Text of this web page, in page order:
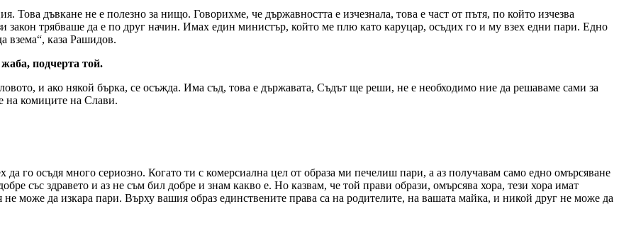
Това дъвкане не е полезно за нищо. Говорихме, че държавността е изчезнала, това е част от пътя, по който изчезва
закон трябваше да е по друг начин. Имах един министър, който ме плю като каруцар, осъдих го и му взех едни пари. Едно
взема“, каза Рашидов.
подчерта той.
и ако някой бърка, се осъжда. Има съд, това е държавата, Съдът ще реши, не е необходимо ние да решаваме сами за
на комиците на Слави.
го осъдя много сериозно. Когато ти с комерсиална цел от образа ми печелиш пари, а аз получавам само едно омърсяване
със здравето и аз не съм бил добре и знам какво е. Но казвам, че той прави образи, омърсява хора, тези хора имат
не може да изкара пари. Върху вашия образ единствените права са на родителите, на вашата майка, и никой друг не може да